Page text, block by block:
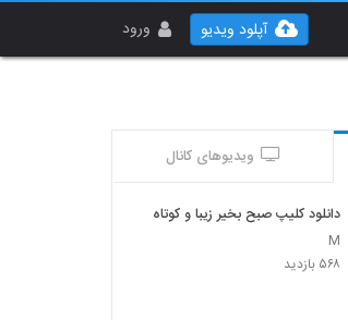
ورود آپلود ویدیو
ویدیوهای کانال
دانلود کلیپ صبح بخیر زیبا و کوتاه
M
۵۶۸ بازدید